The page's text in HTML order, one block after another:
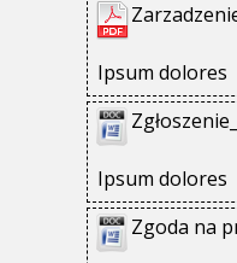
Ipsum dolores
Ipsum dolores
Zgoda na